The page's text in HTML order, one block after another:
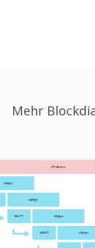
Mehr